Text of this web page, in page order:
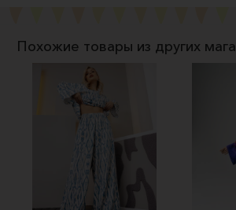
Похожие товары из других